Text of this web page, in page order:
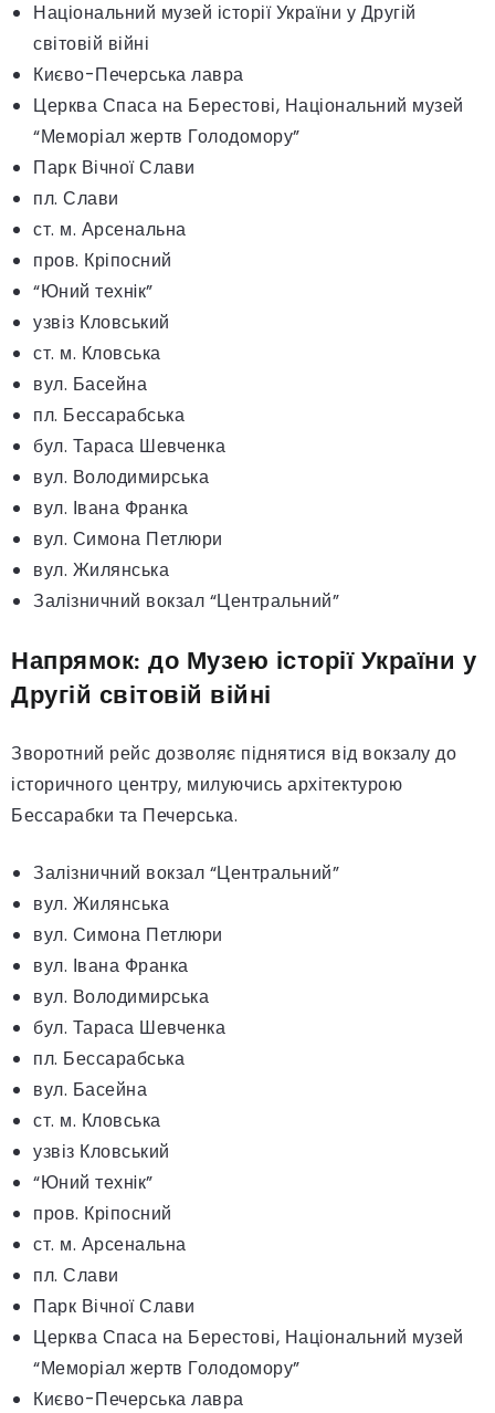
Національний музей історії України у Другій
світовій війні
Києво-Печерська лавра
Церква Спаса на Берестові, Національний музей
“Меморіал жертв Голодомору”
Парк Вічної Слави
пл. Слави
ст. м. Арсенальна
пров. Кріпосний
“Юний технiк”
узвіз Кловський
ст. м. Кловська
вул. Басейна
пл. Бессарабська
бул. Тараса Шевченка
вул. Володимирська
вул. Івана Франка
вул. Симона Петлюри
вул. Жилянська
Залізничний вокзал “Центральний”
Напрямок: до Музею історії України у
Другій світовій війні
Зворотний рейс дозволяє піднятися від вокзалу до
історичного центру, милуючись архітектурою
Бессарабки та Печерська.
Залізничний вокзал “Центральний”
вул. Жилянська
вул. Симона Петлюри
вул. Івана Франка
вул. Володимирська
бул. Тараса Шевченка
пл. Бессарабська
вул. Басейна
ст. м. Кловська
узвіз Кловський
“Юний технiк”
пров. Кріпосний
ст. м. Арсенальна
пл. Слави
Парк Вічної Слави
Церква Спаса на Берестові, Національний музей
“Меморіал жертв Голодомору”
Києво-Печерська лавра